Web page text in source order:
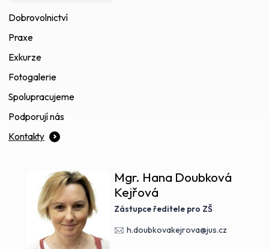
Dobrovolnictví
Praxe
Exkurze
Fotogalerie
Spolupracujeme
Podporují nás
Kontakty
Mgr. Hana Doubková
Kejřová
Zástupce ředitele pro ZŠ
h.doubkovakejrova@jus.cz